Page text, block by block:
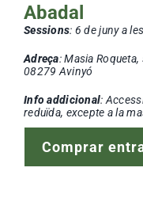
Abadal
Sessions: 6 de juny a
Adreça: Masia
08279 Avinyó
Info addicional:
reduïda, excepte a la
Comprar